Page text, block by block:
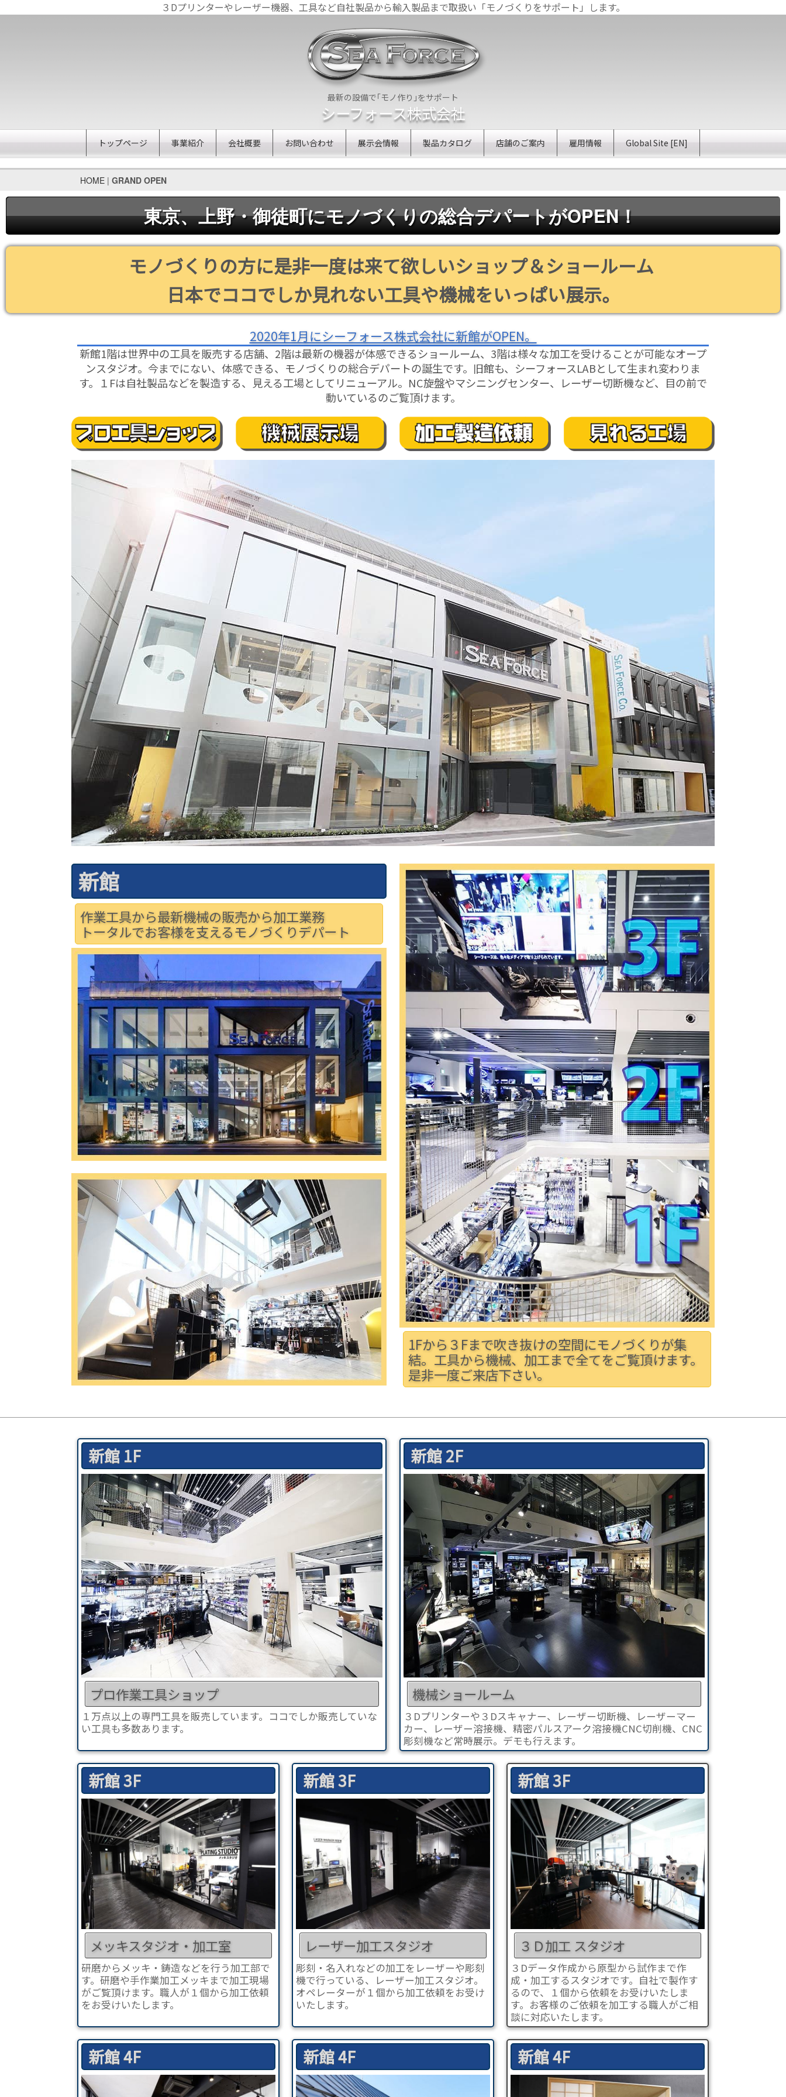
３Dプリンターやレーザー機器、工具など自社製品から輸入製品まで取扱い「モノづくりをサポート」します。
最新の設備で｢モノ作り｣をサポート
シーフォース株式会社
トップページ 事業紹介 会社概要 お問い合わせ 展示会情報 製品カタログ 店舗のご案内 雇用情報 Global Site [EN]
HOME | GRAND OPEN
東京、上野・御徒町にモノづくりの総合デパートがOPEN！
モノづくりの方に是非一度は来て欲しいショップ＆ショールーム
日本でココでしか見れない工具や機械をいっぱい展示。
2020年1月にシーフォース株式会社に新館がOPEN。
新館1階は世界中の工具を販売する店舗、2階は最新の機器が体感できるショールーム、3階は様々な加工を受けることが可能なオープ
ンスタジオ。今までにない、体感できる、モノづくりの総合デパートの誕生です。旧館も、シーフォースLABとして生まれ変わりま
す。１Fは自社製品などを製造する、見える工場としてリニューアル。NC旋盤やマシニングセンター、レーザー切断機など、目の前で
動いているのご覧頂けます。
新館
作業工具から最新機械の販売から加工業務
トータルでお客様を支えるモノづくりデパート
1Fから３Fまで吹き抜けの空間にモノづくりが集
結。工具から機械、加工まで全てをご覧頂けます。
是非一度ご来店下さい。
新館 1F
プロ作業工具ショップ
１万点以上の専門工具を販売しています。ココでしか販売していな
い工具も多数あります。
新館 2F
機械ショールーム
３Dプリンターや３Dスキャナー、レーザー切断機、レーザーマー
カー、レーザー溶接機、精密パルスアーク溶接機CNC切削機、CNC
彫刻機など常時展示。デモも行えます。
新館 3F
メッキスタジオ・加工室
研磨からメッキ・鋳造などを行う加工部で
す。研磨や手作業加工メッキまで加工現場
がご覧頂けます。職人が１個から加工依頼
をお受けいたします。
新館 3F
レーザー加工スタジオ
彫刻・名入れなどの加工をレーザーや彫刻
機で行っている、レーザー加工スタジオ。
オペレーターが１個から加工依頼をお受け
いたします。
新館 3F
３Ｄ加工 スタジオ
３Dデータ作成から原型から試作まで作
成・加工するスタジオです。自社で製作す
るので、１個から依頼をお受けいたしま
す。お客様のご依頼を加工する職人がご相
談に対応いたします。
新館 4F 新館 4F 新館 4F